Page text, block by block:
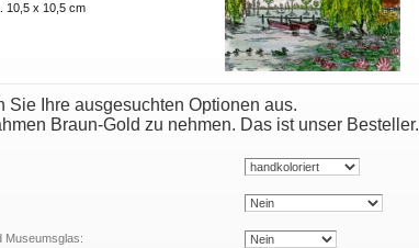
10,5 x 10,5 cm
Sie Ihre ausgesuchten Optionen aus.
Braun-Gold zu nehmen. Das ist unser Besteller.
Museumsglas: